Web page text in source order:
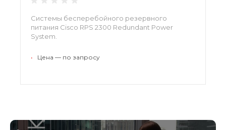
Системы бесперебойного резервного
питания Cisco RPS 2300 Redundant Power
System.
• Цена — по запросу